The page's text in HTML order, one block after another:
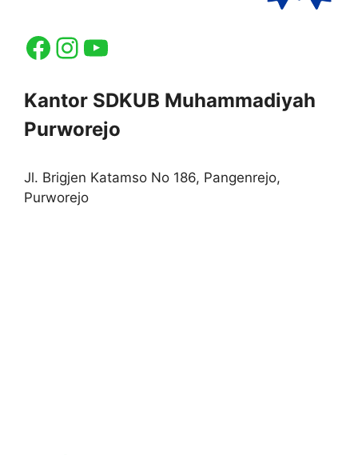
Facebook
Instagram
YouTube
Kantor SDKUB Muhammadiyah
Purworejo
Jl. Brigjen Katamso No 186, Pangenrejo,
Purworejo